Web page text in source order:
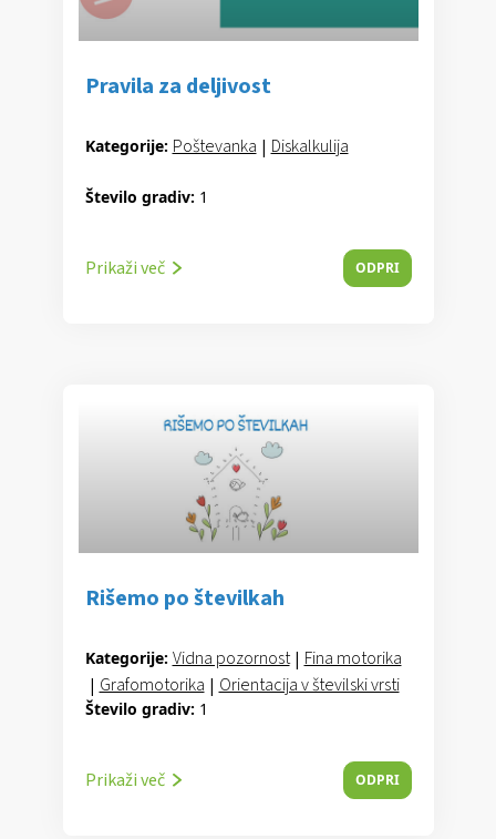
Pravila za deljivost
Kategorije: Poštevanka | Diskalkulija
Število gradiv: 1
Prikaži več ODPRI
Rišemo po številkah
Kategorije: Vidna pozornost | Fina motorika
| Grafomotorika | Orientacija v številski vrsti
Število gradiv: 1
Prikaži več ODPRI